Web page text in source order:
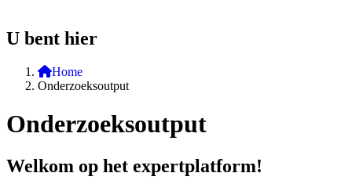
U bent hier
Home
Onderzoeksoutput
Onderzoeksoutput
Welkom op het expertplatform!